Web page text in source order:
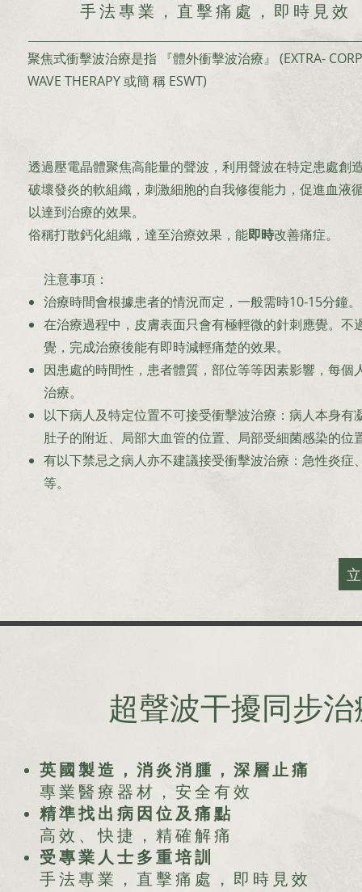
手法專業，直擊痛處，即時見效
聚焦式衝擊波治療是指 『體外衝擊波治療』 (EXTRA-
WAVE THERAPY 或簡 稱 ESWT)
透過壓電晶體聚焦高能量的聲波，利用聲波在特定患處創
破壞發炎的軟組織，刺激細胞的自我修復能力，促進血液
以達到治療的效果。
俗稱打散鈣化組織，達至治療效果，能即時改善痛症。
注意事項：
治療時間會根據患者的情況而定，一般需時10-15分鐘。
在治療過程中，皮膚表面只會有極輕微的針刺應覺。
覺，完成治療後能有即時減輕痛楚的效果。
因患處的時間性，患者體質，部位等等因素影響，每
治療。
以下病人及特定位置不可接受衝擊波治療：病人本身
肚子的附近、局部大血管的位置、局部受細菌感染的
有以下禁忌之病人亦不建議接受衝擊波治療：急性炎
等。
超聲波干擾同步治
英國製造，消炎消腫，深層止痛
專業醫療器材，安全有效
精準找出病因位及痛點
高效、快捷，精確解痛
​受專業人士多重培訓
手法專業，直擊痛處，即時見效